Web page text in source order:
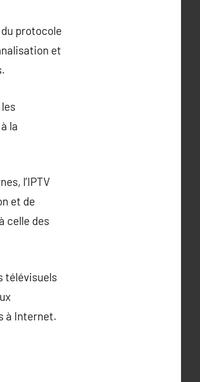
protocole
et
la
l’IPTV
et de
celle des
télévisuels
à Internet.